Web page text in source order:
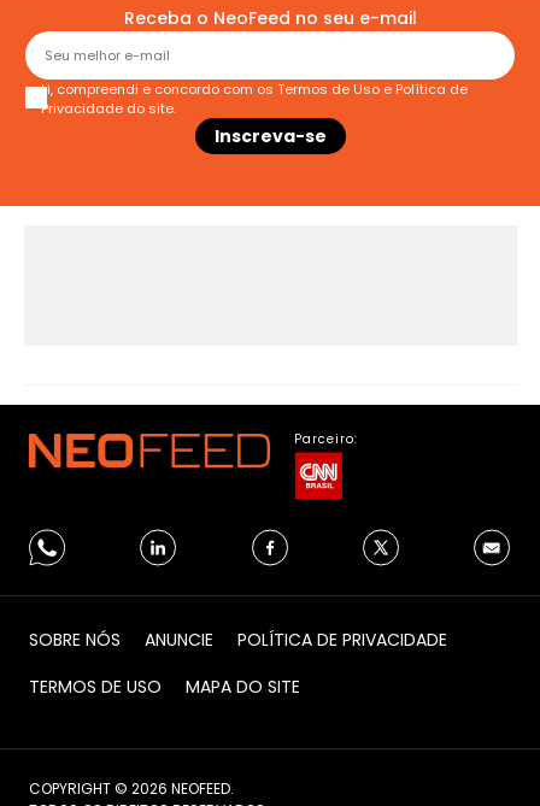
Receba o NeoFeed no seu e-mail
Li, compreendi e concordo com os Termos de Uso e Política de
Privacidade do site.
Parceiro:
SOBRE NÓS ANUNCIE
POLÍTICA DE PRIVACIDADE
TERMOS DE USO
MAPA DO SITE
COPYRIGHT © 2026 NEOFEED.